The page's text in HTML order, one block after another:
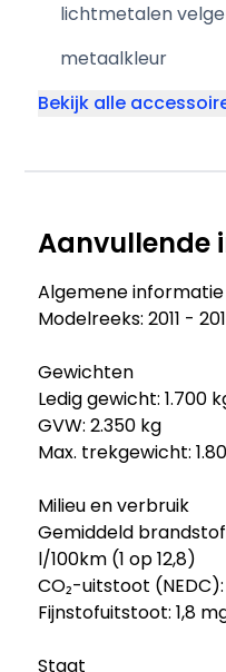
lichtmetalen
metaalkleur
Bekijk alle
Aanvullende
Algemene informatie
Modelreeks: 2011 -
Gewichten
Ledig gewicht: 1.700
GVW: 2.350 kg
Max. trekgewicht:
Milieu en verbruik
Gemiddeld
l/100km (1 op 12,8)
CO₂-uitstoot
Fijnstofuitstoot: 1,8
Staat